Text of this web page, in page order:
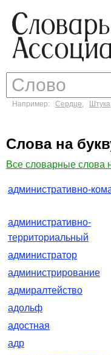
Например: Сердце, Штука
Слова на
Все словарные слова
административно-
административно-
территориальный
администратор
администрирование
адмиралтейство
адольф
адостная
адр